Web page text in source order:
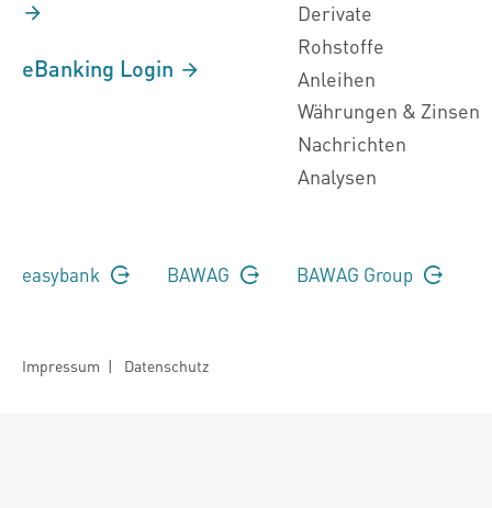
eBanking Login
Derivate
Rohstoffe
Anleihen
Währungen & Zinsen
Nachrichten
Analysen
easybank BAWAG BAWAG Group
Impressum | Datenschutz